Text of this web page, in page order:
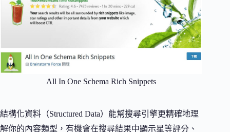
All In One Schema Rich Snippets
結構化資料（Structured Data）能幫搜尋引擎更精確地理
解你的內容類型，有機會在搜尋結果中顯示星等評分、